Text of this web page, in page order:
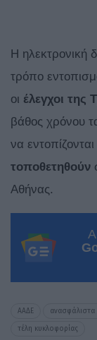
Η ηλεκτρονική
τρόπο
οι έλεγχοι της
βάθος χρόνου
να
τοποθετηθούν
Αθήνας.
ΑΑΔΕ ανασφάλιστα
τέλη κυκλοφορίας